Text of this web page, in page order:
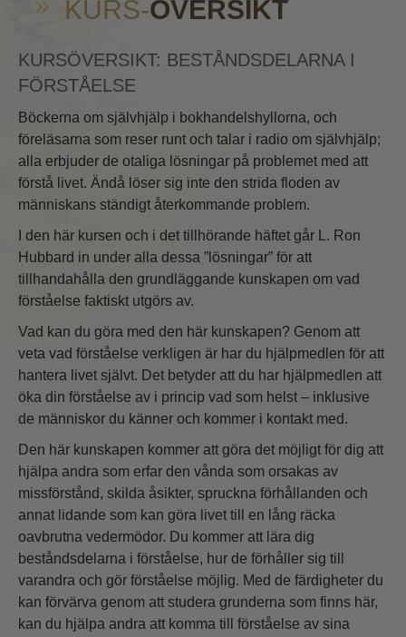
KURS-ÖVERSIKT
KURSÖVERSIKT: BESTÅNDSDELARNA I
FÖRSTÅELSE
Böckerna om självhjälp i bokhandelshyllorna, och
föreläsarna som reser runt och talar i radio om självhjälp;
alla erbjuder de otaliga lösningar på problemet med att
förstå livet. Ändå löser sig inte den strida floden av
människans ständigt återkommande problem.
I den här kursen och i det tillhörande häftet går L. Ron
Hubbard in under alla dessa ”lösningar” för att
tillhandahålla den grundläggande kunskapen om vad
förståelse faktiskt utgörs av.
Vad kan du göra med den här kunskapen? Genom att
veta vad förståelse verkligen är har du hjälpmedlen för att
hantera livet självt. Det betyder att du har hjälpmedlen att
öka din förståelse av i princip vad som helst – inklusive
de människor du känner och kommer i kontakt med.
Den här kunskapen kommer att göra det möjligt för dig att
hjälpa andra som erfar den vånda som orsakas av
missförstånd, skilda åsikter, spruckna förhållanden och
annat lidande som kan göra livet till en lång räcka
oavbrutna vedermödor. Du kommer att lära dig
beståndsdelarna i förståelse, hur de förhåller sig till
varandra och gör förståelse möjlig. Med de färdigheter du
kan förvärva genom att studera grunderna som finns här,
kan du hjälpa andra att komma till förståelse av sina